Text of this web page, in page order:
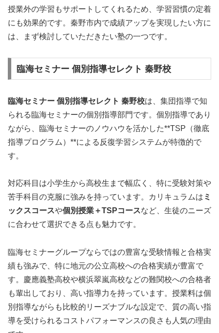
授業外の学習もサポートしてくれるため、学習習慣の定着
にも効果的です。秦野市内で成績アップを実現したい方に
は、まず検討していただきたい塾の一つです。
臨海セミナー 個別指導セレクト 秦野校
臨海セミナー 個別指導セレクト 秦野校は、集団指導で知
られる臨海セミナーの個別指導部門です。個別指導であり
ながら、臨海セミナーのノウハウを活かした**TSP（徹底
指導プログラム）**による反復学習システムが特徴的で
す。
対応科目は小学生から高校生まで幅広く、特に受験対策や
苦手科目の克服に強みを持っています。カリキュラムは ミ
ックスコースや個別授業＋TSPコースなど、生徒のニーズ
に合わせて選択できる点も魅力です。
臨海セミナーグループならではの豊富な受験情報と合格実
績も強みで、特に地元の公立高校への合格実績が豊富で
す。慶應義塾高校や横浜翠嵐高校などの難関校への合格者
も輩出しており、高い指導力を持っています。授業料は個
別指導ながらも比較的リーズナブルな設定で、質の高い指
導を受けられるコストパフォーマンスの良さも人気の理由